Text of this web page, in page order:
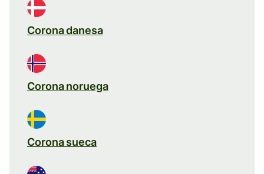
Corona danesa
Corona noruega
Corona sueca